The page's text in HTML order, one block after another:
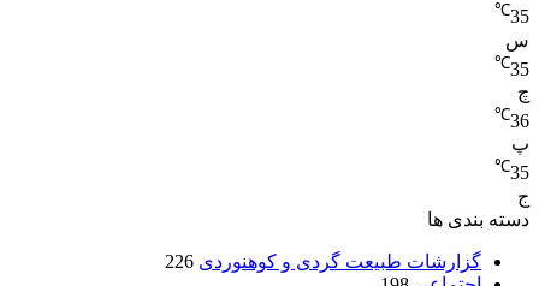
35
℃
س
35
℃
چ
36
℃
پ
35
℃
ج
دسته بندی ها
گزارشات طبیعت گردی و کوهنوردی 226